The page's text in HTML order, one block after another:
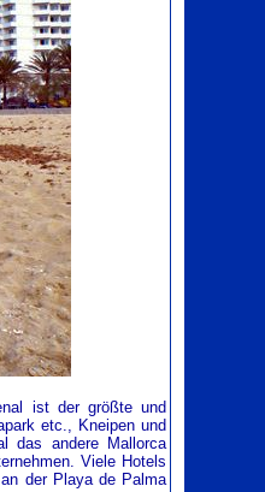
ist der größte und
etc., Kneipen und
das andere Mallorca
Viele Hotels
der Playa de Palma